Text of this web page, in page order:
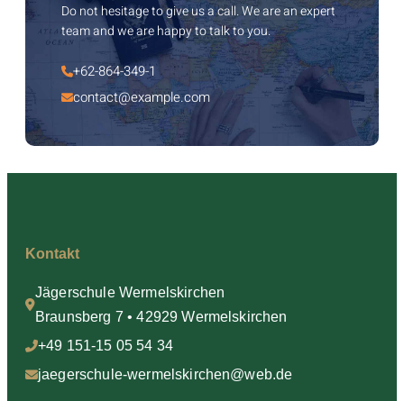
Do not hesitage to give us a call. We are an expert
team and we are happy to talk to you.
+62-864-349-1
contact@example.com
Kontakt
Jägerschule Wermelskirchen
Braunsberg 7 • 42929 Wermelskirchen
+49 151-15 05 54 34
jaegerschule-wermelskirchen@web.de